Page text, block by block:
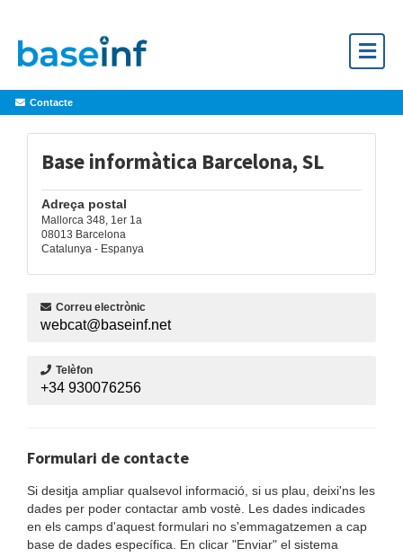
Contacte
Base informàtica Barcelona, SL
Adreça postal
Mallorca 348, 1er 1a
08013 Barcelona
Catalunya - Espanya
Correu electrònic
webcat@baseinf.net
Telèfon
+34 930076256
Formulari de contacte
Si desitja ampliar qualsevol informació, si us plau, deixi'ns les
dades per poder contactar amb vostè. Les dades indicades
en els camps d'aquest formulari no s'emmagatzemen a cap
base de dades específica. En clicar "Enviar" el sistema